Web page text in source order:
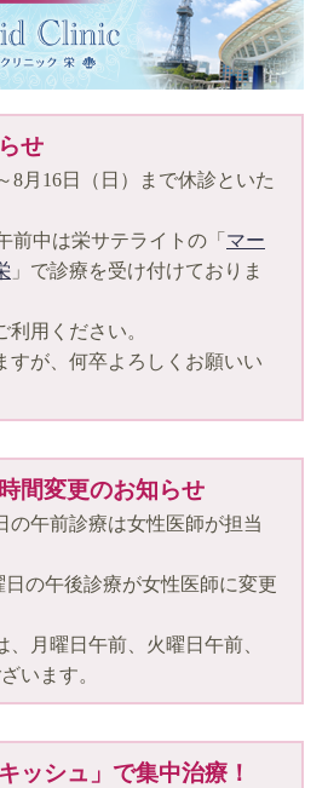
せ
8月16日（日）まで休診といた
前中は栄サテライトの「 マー
」で診療を受け付けておりま
用ください。
すが、何卒よろしくお願いい
間変更のお知らせ
の午前診療は女性医師が担当
日の午後診療が女性医師に変更
月曜日午前、火曜日午前、
います。
ッシュ」で集中治療！